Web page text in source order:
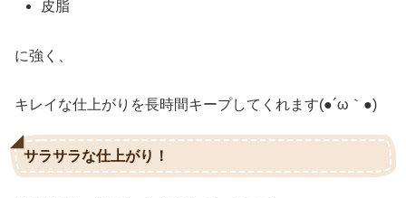
皮脂
に強く、
キレイな仕上がりを長時間キープしてくれます(●´ω｀●)
サラサラな仕上がり！